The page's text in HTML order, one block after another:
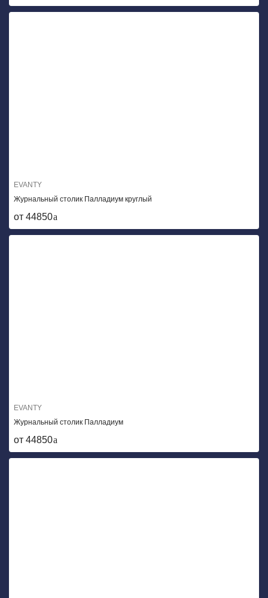
EVANTY
Журнальный столик Палладиум круглый
от 44850
EVANTY
Журнальный столик Палладиум
от 44850